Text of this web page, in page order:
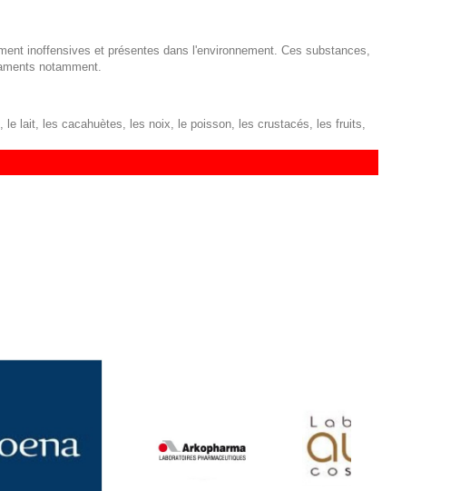
inoffensives et présentes dans l'environnement. Ces substances,
notamment.
le lait, les cacahuètes, les noix, le poisson, les crustacés, les fruits,
sont autant de facteurs qui